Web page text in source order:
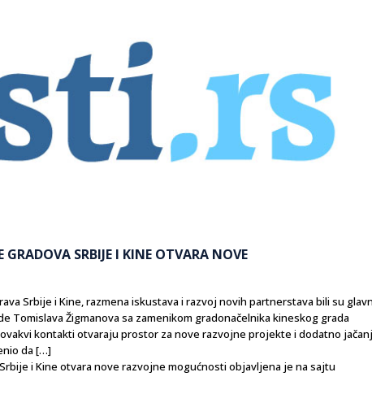
SRBIJE I KINE OTVARA NOVE
Srbije i Kine, razmena iskustava i razvoj novih partnerstava bili su
Tomislava Žigmanova sa zamenikom gradonačelnika kineskog grada
kontakti otvaraju prostor za nove razvojne projekte i dodatno
da […]
i Kine otvara nove razvojne mogućnosti objavljena je na sajtu